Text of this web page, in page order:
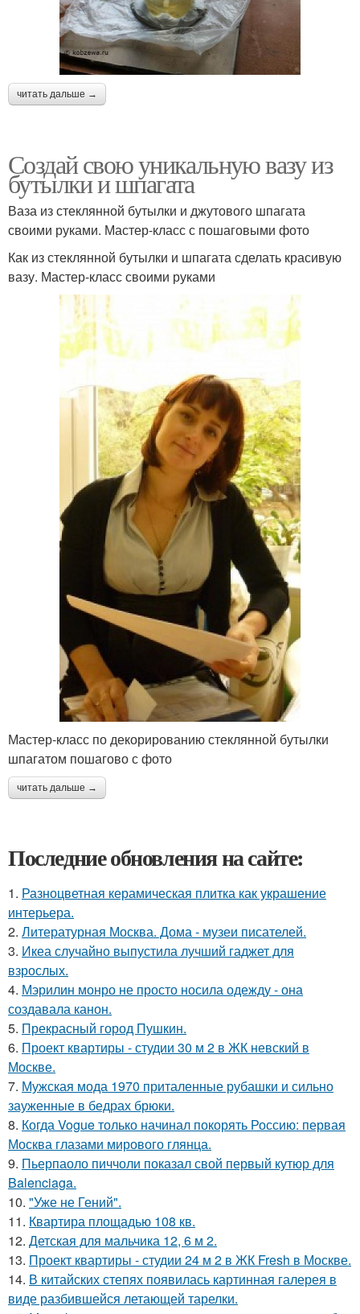
читать дальше →
Создай свою уникальную вазу из
бутылки и шпагата
Ваза из стеклянной бутылки и джутового шпагата
своими руками. Мастер-класс с пошаговыми фото
Как из стеклянной бутылки и шпагата сделать красивую
вазу. Мастер-класс своими руками
Мастер-класс по декорированию стеклянной бутылки
шпагатом пошагово с фото
читать дальше →
Последние обновления на сайте:
1. Разноцветная керамическая плитка как украшение
интерьера.
2. Литературная Москва. Дома - музеи писателей.
3. Икеа случайно выпустила лучший гаджет для
взрослых.
4. Мэрилин монро не просто носила одежду - она
создавала канон.
5. Прекрасный город Пушкин.
6. Проект квартиры - студии 30 м 2 в ЖК невский в
Москве.
7. Мужская мода 1970 приталенные рубашки и сильно
зауженные в бедрах брюки.
8. Когда Vogue только начинал покорять Россию: первая
Москва глазами мирового глянца.
9. Пьерпаоло пиччоли показал свой первый кутюр для
Balenciaga.
10. "Уже не Гений".
11. Квартира площадью 108 кв.
12. Детская для мальчика 12, 6 м 2.
13. Проект квартиры - студии 24 м 2 в ЖК Fresh в Москве.
14. В китайских степях появилась картинная галерея в
виде разбившейся летающей тарелки.